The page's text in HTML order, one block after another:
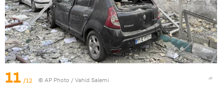
11 /12 © AP Photo / Vahid Salemi